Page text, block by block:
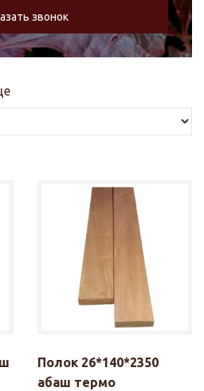
звонок
Полок 26*140*2350
абаш термо